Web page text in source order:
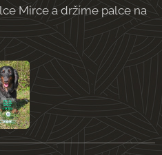
Mirce a držíme palce na